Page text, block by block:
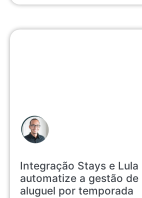
Integração Stays e Lula
automatize a gestão de
aluguel por temporada